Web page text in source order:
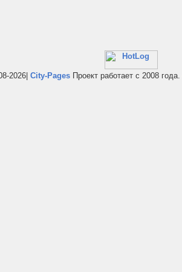
2026| City-Pages Проект работает с 2008 года.